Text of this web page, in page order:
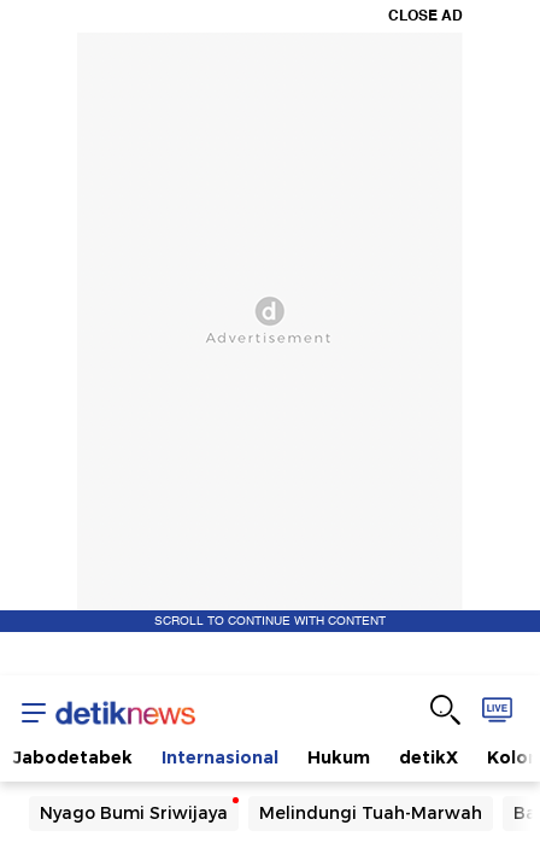
CLOSE AD
SCROLL TO CONTINUE WITH CONTENT
Jabodetabek Internasional Hukum detikX
Nyago Bumi Sriwijaya Melindungi Tuah-Marwah